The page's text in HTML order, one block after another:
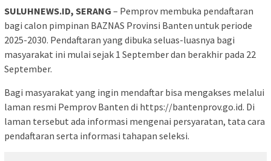
SULUHNEWS.ID, SERANG – Pemprov membuka pendaftaran
bagi calon pimpinan BAZNAS Provinsi Banten untuk periode
2025-2030. Pendaftaran yang dibuka seluas-luasnya bagi
masyarakat ini mulai sejak 1 September dan berakhir pada 22
September.
Bagi masyarakat yang ingin mendaftar bisa mengakses melalui
laman resmi Pemprov Banten di https://bantenprov.go.id. Di
laman tersebut ada informasi mengenai persyaratan, tata cara
pendaftaran serta informasi tahapan seleksi.